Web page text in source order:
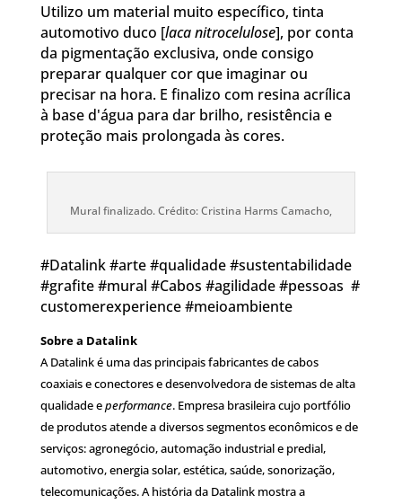
Utilizo um material muito específico, tinta
automotivo duco [laca nitrocelulose], por conta
da pigmentação exclusiva, onde consigo
preparar qualquer cor que imaginar ou
precisar na hora. E finalizo com resina acrílica
à base d'água para dar brilho, resistência e
proteção mais prolongada às cores.
Mural finalizado. Crédito: Cristina Harms Camacho,
#Datalink #arte #qualidade #sustentabilidade
#grafite #mural #Cabos #agilidade #pessoas #
customerexperience #meioambiente
Sobre a Datalink
A Datalink é uma das principais fabricantes de cabos
coaxiais e conectores e desenvolvedora de sistemas de alta
qualidade eperformance. Empresa brasileira cujo portfólio
de produtos atende a diversos segmentos econômicos e de
serviços: agronegócio, automação industrial e predial,
automotivo, energia solar, estética, saúde, sonorização,
telecomunicações. A história da Datalink mostra a